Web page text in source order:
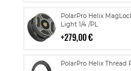
PolarPro Helix
Light 1/4 /PL
279,00 €
Lisää
ostoskoriin
PolarPro Helix Thread
Lisää